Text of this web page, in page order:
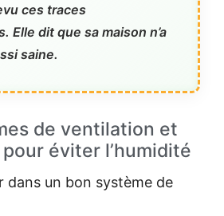
ces traces
Elle dit que sa maison n’a
saine.
de ventilation et
pour éviter l’humidité
dans un bon système de